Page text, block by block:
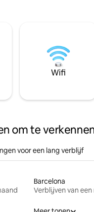
Wifi
om te
voor een lang verblijf
Barcelona
Verblijven van een